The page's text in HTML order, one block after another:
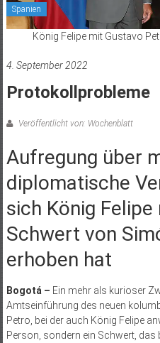
Spanien
König Felipe mit Gustavo
4. September 2022
Protokollprobleme
Veröffentlicht von: Wochenblatt
Aufregung über
diplomatische
sich König
Schwert von
erhoben hat
Bogotá – Ein mehr als kurioser
Amtseinführung des neuen
Petro, bei der auch König Felipe
Person, sondern ein Schwert,